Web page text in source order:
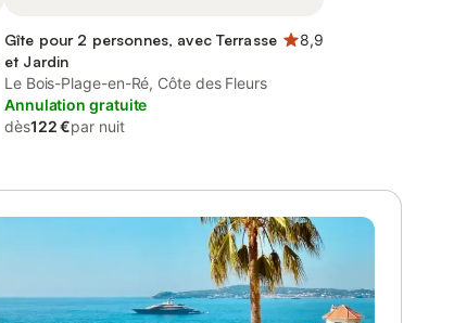
Gîte pour 2 personnes, avec Terrasse
et Jardin
8,9
Le Bois-Plage-en-Ré, Côte des Fleurs
Annulation gratuite
dès122 €par nuit